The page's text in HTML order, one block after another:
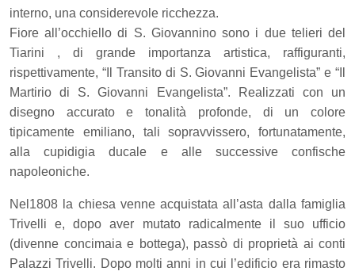
interno, una considerevole ricchezza.
Fiore all’occhiello di S. Giovannino sono i due telieri del
Tiarini , di grande importanza artistica, raffiguranti,
rispettivamente, “Il Transito di S. Giovanni Evangelista” e “Il
Martirio di S. Giovanni Evangelista”. Realizzati con un
disegno accurato e tonalità profonde, di un colore
tipicamente emiliano, tali sopravvissero, fortunatamente,
alla cupidigia ducale e alle successive confische
napoleoniche.
Nel1808 la chiesa venne acquistata all’asta dalla famiglia
Trivelli e, dopo aver mutato radicalmente il suo ufficio
(divenne concimaia e bottega), passò di proprietà ai conti
Palazzi Trivelli. Dopo molti anni in cui l’edificio era rimasto